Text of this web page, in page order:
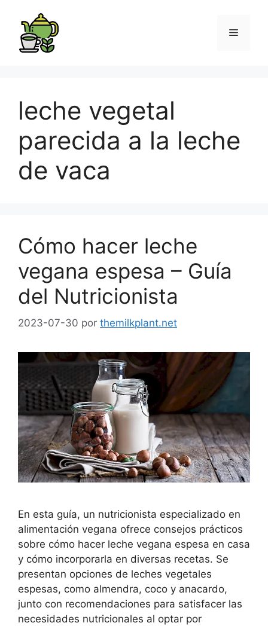
leche vegetal
parecida a la leche
de vaca
Cómo hacer leche
vegana espesa – Guía
del Nutricionista
2023-07-30 por themilkplant.net
En esta guía, un nutricionista especializado en
alimentación vegana ofrece consejos prácticos
sobre cómo hacer leche vegana espesa en casa
y cómo incorporarla en diversas recetas. Se
presentan opciones de leches vegetales
espesas, como almendra, coco y anacardo,
junto con recomendaciones para satisfacer las
necesidades nutricionales al optar por